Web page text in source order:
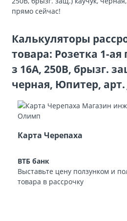
прямо сейчас!
Калькуляторы
товара: Розетка 1-ая
з 16А, 250В, брызг.
черная, Юпитер, арт.
Карта Черепаха
ВТБ банк
Выставьте цену ползунком и
товара в рассрочку